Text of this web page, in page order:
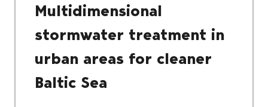
Multidimensional
stormwater treatment in
urban areas for cleaner
Baltic Sea